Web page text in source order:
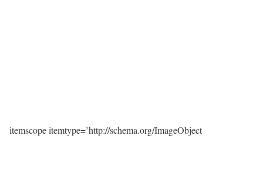
itemscope itemtype=’http://schema.org/ImageObject